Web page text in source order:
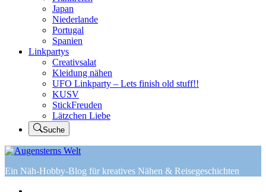
Japan
Niederlande
Portugal
Spanien
Linkpartys
Creativsalat
Kleidung nähen
UFO Linkparty – Lets finish old stuff!!
KUSV
StickFreuden
Lätzchen Liebe
Suche
Ein Näh-Hobby-Blog für kreatives Nähen & Reisegeschichten